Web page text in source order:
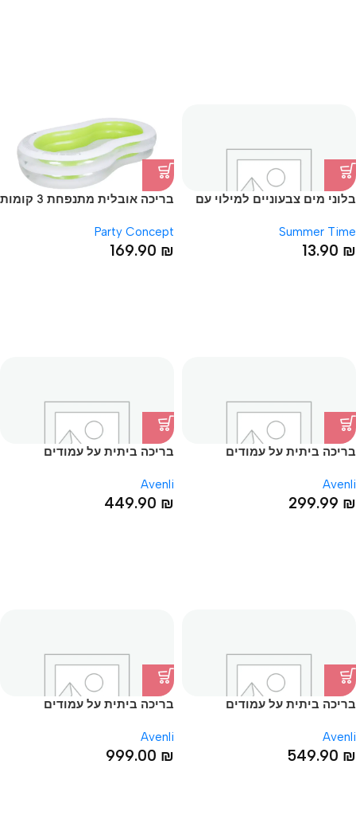
בלוני מים צבעוניים למילוי עם
Summer Time
13.90 ₪
בריכה אובלית מתנפחת 3 קומות
Party Concept
169.90 ₪
בריכה ביתית על עמודים
Avenli
299.99 ₪
בריכה ביתית על עמודים
Avenli
449.90 ₪
בריכה ביתית על עמודים
Avenli
549.90 ₪
בריכה ביתית על עמודים
Avenli
999.00 ₪